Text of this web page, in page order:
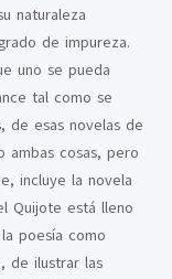
naturaleza
de impureza.
uno se pueda
tal como se
de esas novelas de
ambas cosas, pero
incluye la novela
Quijote está lleno
poesía como
de ilustrar las